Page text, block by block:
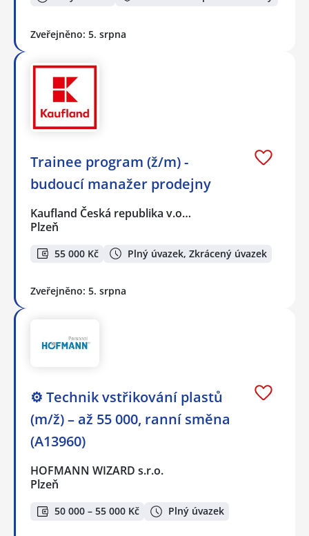
Zveřejněno: 5. srpna
Trainee program (ž/m) -
budoucí manažer prodejny
Kaufland Česká republika v.o…
Plzeň
55 000 Kč Plný úvazek, Zkrácený úvazek
Zveřejněno: 5. srpna
⚙️ Technik vstřikování plastů
(m/ž) – až 55 000, ranní směna
(A13960)
HOFMANN WIZARD s.r.o.
Plzeň
50 000 – 55 000 Kč Plný úvazek